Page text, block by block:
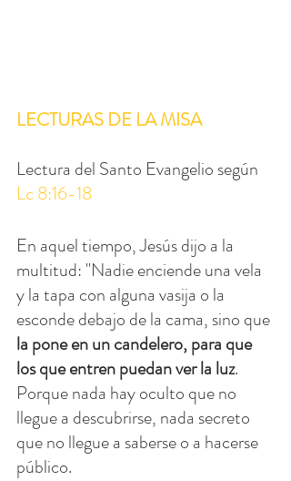
LECTURAS DE LA MISA
Lectura del Santo Evangelio según
Lc 8:16-18
En aquel tiempo, Jesús dijo a la
multitud: "Nadie enciende una vela
y la tapa con alguna vasija o la
esconde debajo de la cama, sino que
la pone en un candelero, para que
los que entren puedan ver la luz.
Porque nada hay oculto que no
llegue a descubrirse, nada secreto
que no llegue a saberse o a hacerse
público.